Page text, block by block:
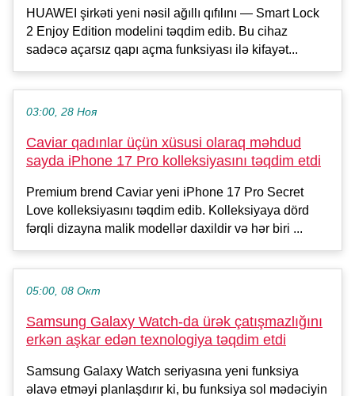
HUAWEI şirkəti yeni nəsil ağıllı qıfılını — Smart Lock
2 Enjoy Edition modelini təqdim edib. Bu cihaz
sadəcə açarsız qapı açma funksiyası ilə kifayət...
03:00, 28 Ноя
Caviar qadınlar üçün xüsusi olaraq məhdud
sayda iPhone 17 Pro kolleksiyasını təqdim etdi
Premium brend Caviar yeni iPhone 17 Pro Secret
Love kolleksiyasını təqdim edib. Kolleksiyaya dörd
fərqli dizayna malik modellər daxildir və hər biri ...
05:00, 08 Окт
Samsung Galaxy Watch-da ürək çatışmazlığını
erkən aşkar edən texnologiya təqdim etdi
Samsung Galaxy Watch seriyasına yeni funksiya
əlavə etməyi planlaşdırır ki, bu funksiya sol mədəciyin